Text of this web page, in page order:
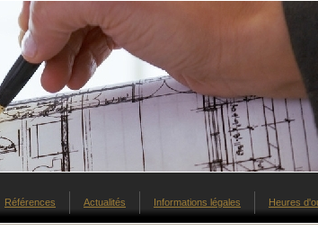
Références Actualités Informations légales Heures